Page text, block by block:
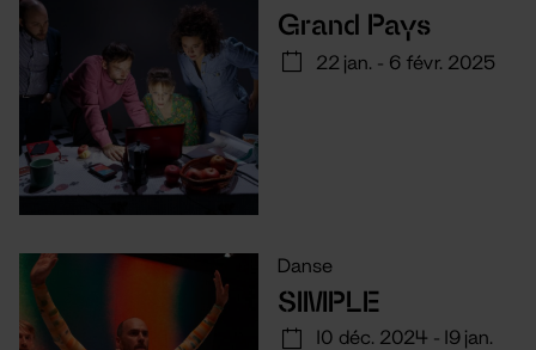
Grand Pays
22 jan. - 6 févr. 2025
Danse
SIMPLE
10 déc. 2024 - 19 jan.